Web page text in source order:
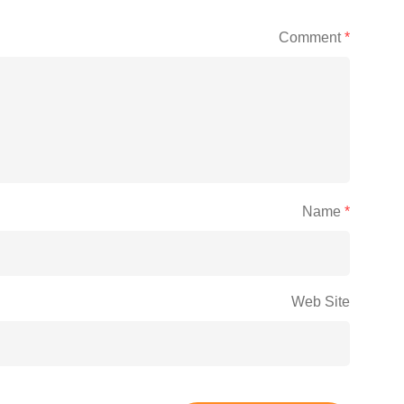
*
Comment
*
Name
Web Site